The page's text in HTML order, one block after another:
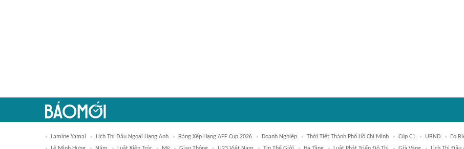
Lamine Yamal Lịch Thi Đấu Ngoại Hạng Anh Bảng Xếp Hạng AFF Cup 2026 Doanh Nghiệp Thời Tiết Thành Phố Hồ Chí Minh Cúp C1 UBND Eo